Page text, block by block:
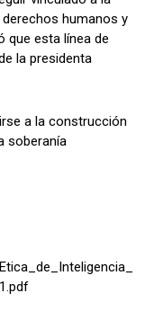
humanos y
que esta línea de
la presidenta
a la construcción
soberanía